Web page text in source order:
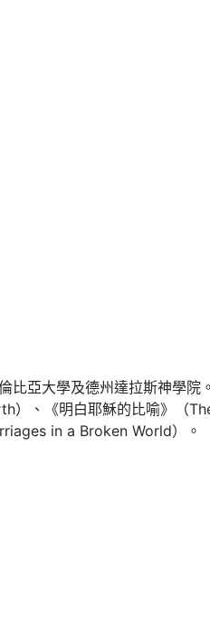
比亞大學及德州達拉斯神學
）、《明白耶穌的比喻》（
in a Broken World）。